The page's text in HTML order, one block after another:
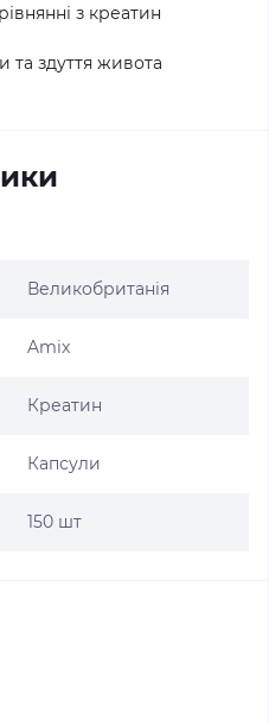
з креатин
та здуття живота
Великобританія
Amix
Креатин
Капсули
150 шт